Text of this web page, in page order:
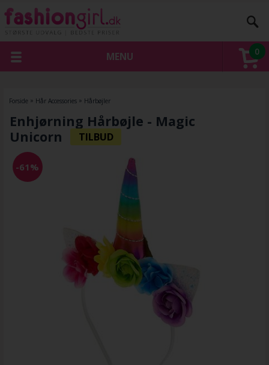
0
MENU
Forside » Hår Accessories» Hårbøjler
Enhjørning Hårbøjle - Magic
Unicorn
-61%